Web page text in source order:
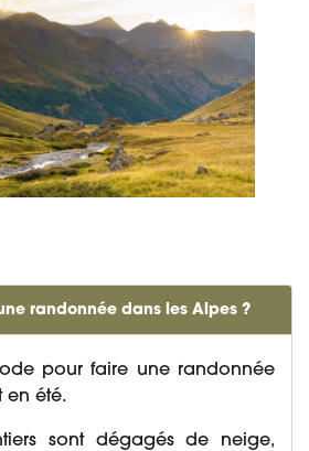
randonnée dans les Alpes ?
pour faire une randonnée
en été.
sont dégagés de neige,